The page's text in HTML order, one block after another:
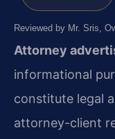
Reviewed by Mr. Sris,
Attorney
informational
constitute legal
attorney-client